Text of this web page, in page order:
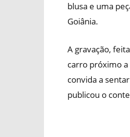
blusa e uma
Goiânia.
A gravação,
carro próximo
convida a
publicou o